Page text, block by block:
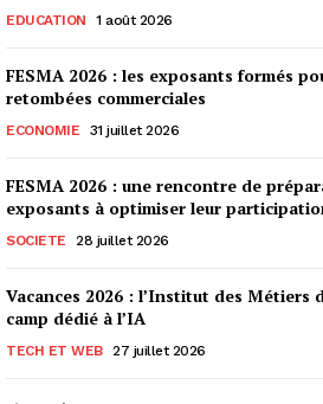
EDUCATION 1 août 2026
FESMA 2026 : les exposants formés
retombées commerciales
ECONOMIE 31 juillet 2026
FESMA 2026 : une rencontre de
exposants à optimiser leur
SOCIETE 28 juillet 2026
Vacances 2026 : l’Institut des Métiers
camp dédié à l’IA
TECH ET WEB 27 juillet 2026